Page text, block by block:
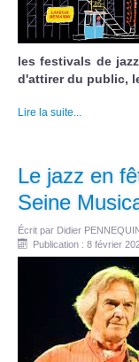
les festivals de
d'attirer du public,
Lire la suite...
Le jazz en
Seine
Écrit par Didier
Publication : 8 février